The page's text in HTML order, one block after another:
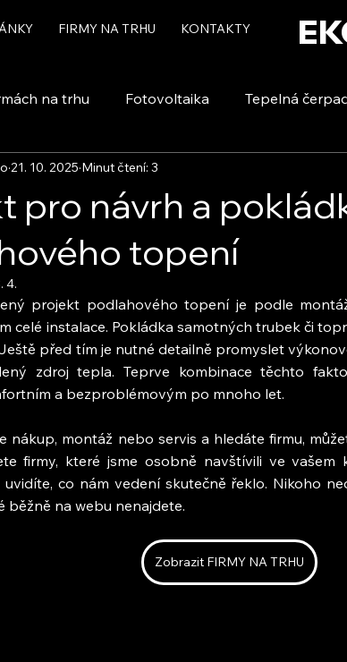
FIRMY NA TRHU KONTAKTY
na trhu Fotovoltaika Tepelná
Chytrá domácnost a automatizace
pro návrh a
topení
21. 10. 2025 Minut čtení: 3
4.
projekt podlahového topení je podle
celé instalace. Pokládka samotných trubek či
před tím je nutné detailně promyslet
zdroj tepla. Teprve kombinace těchto
a bezproblémovým po mnoho let.
nákup, montáž nebo servis a hledáte firmu,
firmy, které jsme osobně navštívili ve vašem
uvidíte, co nám vedení skutečně řeklo. Nikoho
běžně na webu nenajdete.
Zobrazit FIRMY NA TRHU